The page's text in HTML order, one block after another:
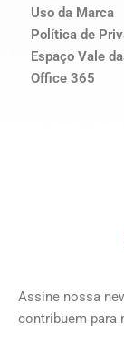
Uso da Marca
Política de
Espaço Vale
Office 365
Assine nossa
contribuem para